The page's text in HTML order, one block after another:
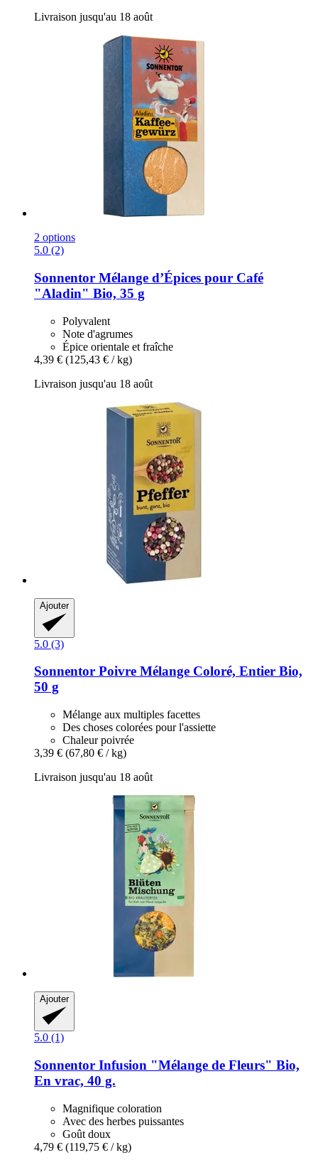
Livraison jusqu'au 18 août
2 options
5.0 (2)
Sonnentor Mélange d’Épices pour Café
"Aladin" Bio, 35 g
Polyvalent
Note d'agrumes
Épice orientale et fraîche
4,39 € (125,43 € / kg)
Livraison jusqu'au 18 août
Ajouter
5.0 (3)
Sonnentor Poivre Mélange Coloré, Entier Bio,
50 g
Mélange aux multiples facettes
Des choses colorées pour l'assiette
Chaleur poivrée
3,39 € (67,80 € / kg)
Livraison jusqu'au 18 août
Ajouter
5.0 (1)
Sonnentor Infusion "Mélange de Fleurs" Bio,
En vrac, 40 g.
Magnifique coloration
Avec des herbes puissantes
Goût doux
4,79 € (119,75 € / kg)